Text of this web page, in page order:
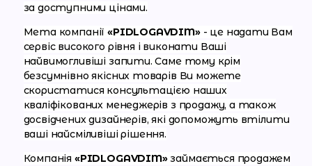
за доступними цінами.
Мета компанії«PIDLOGAVDIM»- це надати Вам
сервіс високого рівня і виконати Ваші
найвимогливіші запити. Саме тому крім
безсумнівно якісних товарів Ви можете
скористатися консультацією наших
кваліфікованих менеджерів з продажу, а також
досвідчених дизайнерів, які допоможуть втілити
ваші найсміливіші рішення.
Компанія «PIDLOGAVDIM»займається продажем